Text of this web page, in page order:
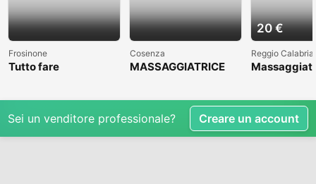
Frosinone
Tutto fare
Cosenza
MASSAGGIATRICE
20 €
Reggio Calabria
Sei un venditore professionale? Creare un account